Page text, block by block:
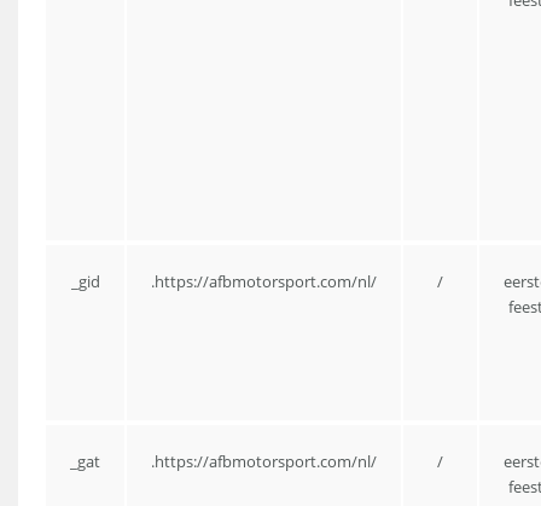
_gid .https://afbmotorsport.com/nl/ /
_gat .https://afbmotorsport.com/nl/ /